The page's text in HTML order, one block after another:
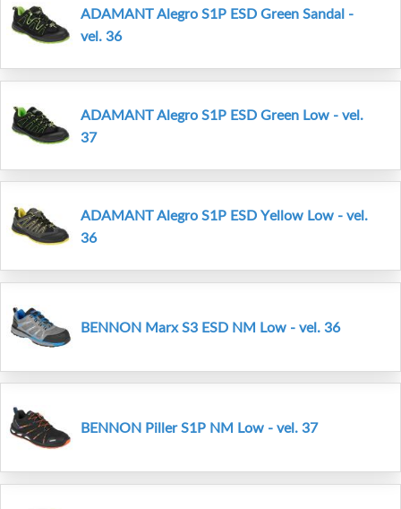
ADAMANT Alegro S1P ESD Green Sandal -
vel. 36
ADAMANT Alegro S1P ESD Green Low - vel.
37
ADAMANT Alegro S1P ESD Yellow Low - vel.
36
BENNON Marx S3 ESD NM Low - vel. 36
BENNON Piller S1P NM Low - vel. 37